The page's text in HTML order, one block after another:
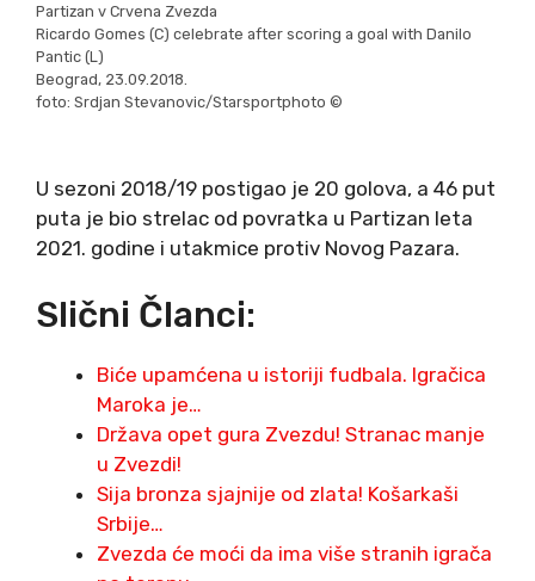
Partizan v Crvena Zvezda
Ricardo Gomes (C) celebrate after scoring a goal with Danilo
Pantic (L)
Beograd, 23.09.2018.
foto: Srdjan Stevanovic/Starsportphoto ©
U sezoni 2018/19 postigao je 20 golova, a 46 put
puta je bio strelac od povratka u Partizan leta
2021. godine i utakmice protiv Novog Pazara.
Slični Članci:
Biće upamćena u istoriji fudbala. Igračica
Maroka je…
Država opet gura Zvezdu! Stranac manje
u Zvezdi!
Sija bronza sjajnije od zlata! Košarkaši
Srbije…
Zvezda će moći da ima više stranih igrača